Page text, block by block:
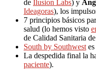
de Ilusion Labs) y
Ideagoras), los
7 principios básicos
salud (lo hemos visto
de Calidad Sanitaria
South by Southwest
La despedida final la
paciente).